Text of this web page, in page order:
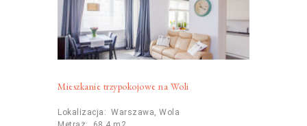
Mieszkanie trzypokojowe na Woli
Lokalizacja: Warszawa, Wola